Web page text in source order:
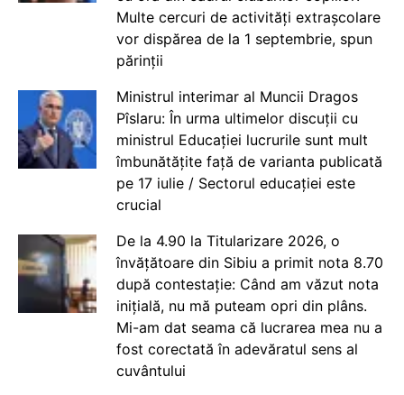
Multe cercuri de activități extrașcolare
vor dispărea de la 1 septembrie, spun
părinții
Ministrul interimar al Muncii Dragos
Pîslaru: În urma ultimelor discuții cu
ministrul Educației lucrurile sunt mult
îmbunătățite față de varianta publicată
pe 17 iulie / Sectorul educației este
crucial
De la 4.90 la Titularizare 2026, o
învățătoare din Sibiu a primit nota 8.70
după contestație: Când am văzut nota
inițială, nu mă puteam opri din plâns.
Mi-am dat seama că lucrarea mea nu a
fost corectată în adevăratul sens al
cuvântului